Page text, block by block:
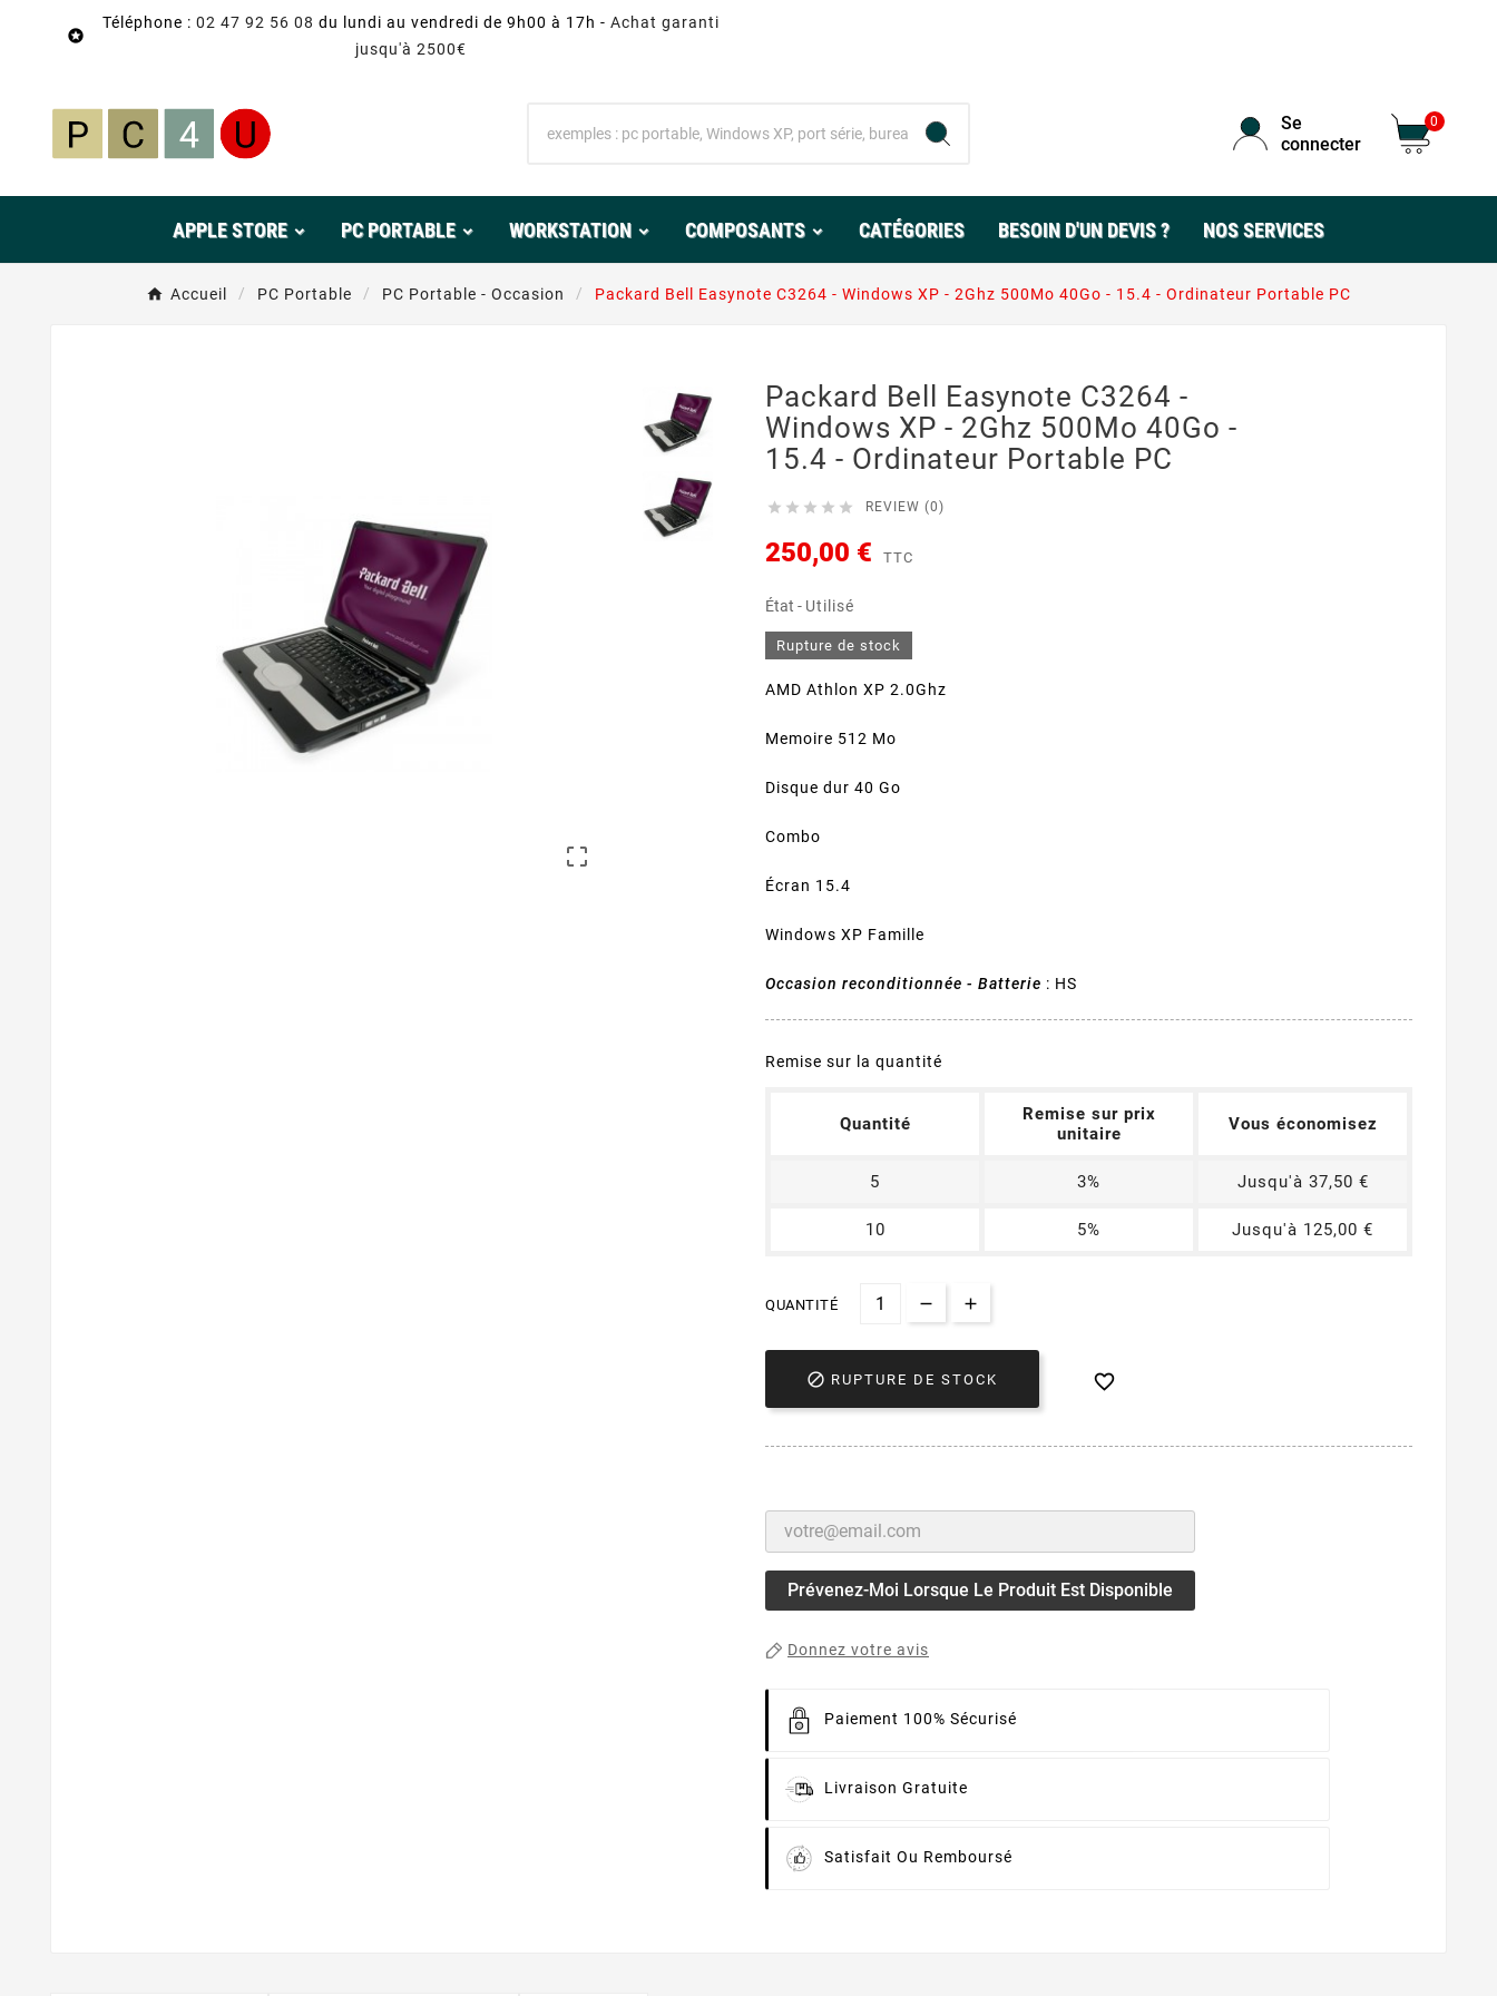

Téléphone : 02 47 92 56 08 du lundi au vendredi de 9h00 à 17h - Achat garanti
jusqu'à 2500€
Se
connecter
0
APPLE STORE PC PORTABLE WORKSTATION COMPOSANTS CATÉGORIES BESOIN D'UN DEVIS ? NOS SERVICES
Accueil PC Portable PC Portable - Occasion Packard Bell Easynote C3264 - Windows XP - 2Ghz 500Mo 40Go - 15.4 - Ordinateur Portable PC

Packard Bell Easynote C3264 -
Windows XP - 2Ghz 500Mo 40Go -
15.4 - Ordinateur Portable PC
     REVIEW (0)
250,00 € TTC
État - Utilisé
Rupture de stock
AMD Athlon XP 2.0Ghz
Memoire 512 Mo
Disque dur 40 Go
Combo
Écran 15.4
Windows XP Famille
Occasion reconditionnée - Batterie : HS
Remise sur la quantité
Quantité
Remise sur prix
unitaire
Vous économisez
5 3% Jusqu'à 37,50 €
10 5% Jusqu'à 125,00 €
QUANTITÉ
 RUPTURE DE STOCK 
Prévenez-Moi Lorsque Le Produit Est Disponible
Donnez votre avis
Paiement 100% Sécurisé
Livraison Gratuite
Satisfait Ou Remboursé